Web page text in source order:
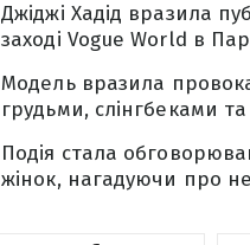
Джіджі Хадід вразила
заході Vogue World в
Модель вразила
грудьми, слінгбеками
Подія стала
жінок, нагадуючи про